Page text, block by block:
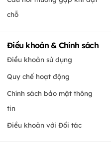
chỗ
Điều khoản & Chính sách
Điều khoản sử dụng
Quy chế hoạt động
Chính sách bảo mật thông
tin
Điều khoản với Đối tác